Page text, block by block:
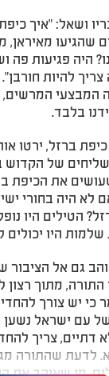
ושאל: "איך
שהגיעו מאיראן,
היה פגיעות פה
להיות
המבצעי
בלבד.
ברזל, ירטו
שליחים של הקדוש
את הכיפת
לא היה בחורי
הטילים היו
שלמות היו
גם אל הציבור
התורה, מתוך
כי יש צורך
עם ישראל
דתיים, צריך
לדעת שהתורה
מי שאוהב את